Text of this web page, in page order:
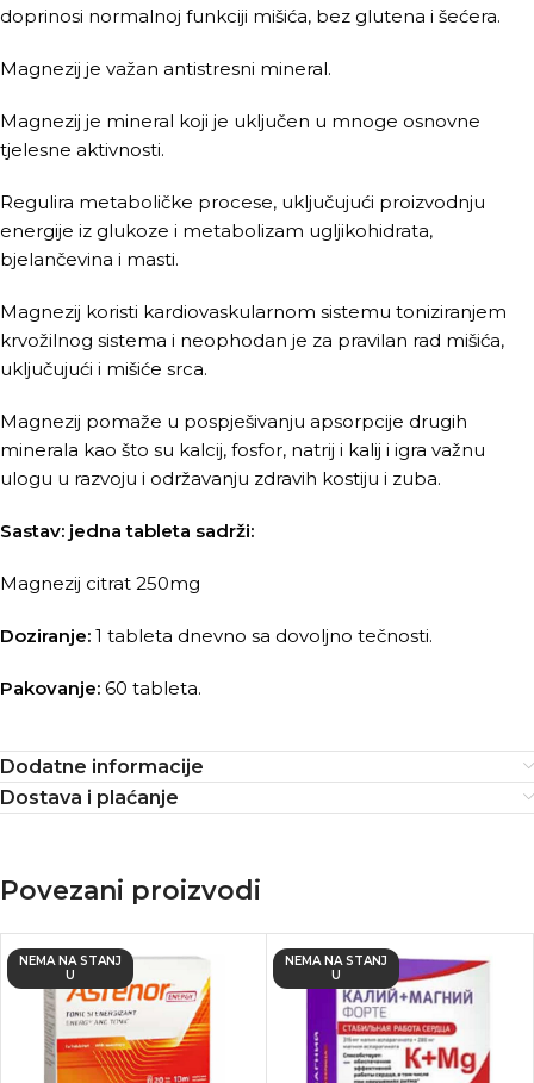
doprinosi normalnoj funkciji mišića, bez glutena i šećera.
Magnezij je važan antistresni mineral.
Magnezij je mineral koji je uključen u mnoge osnovne
tjelesne aktivnosti.
Regulira metaboličke procese, uključujući proizvodnju
energije iz glukoze i metabolizam ugljikohidrata,
bjelančevina i masti.
Magnezij koristi kardiovaskularnom sistemu toniziranjem
krvožilnog sistema i neophodan je za pravilan rad mišića,
uključujući i mišiće srca.
Magnezij pomaže u pospješivanju apsorpcije drugih
minerala kao što su kalcij, fosfor, natrij i kalij i igra važnu
ulogu u razvoju i održavanju zdravih kostiju i zuba.
Sastav: jedna tableta sadrži:
Magnezij citrat 250mg
Doziranje: 1 tableta dnevno sa dovoljno tečnosti.
Pakovanje: 60 tableta.
Dodatne informacije
Dostava i plaćanje
Povezani proizvodi
NEMA NA STANJ
U
NEMA NA STANJ
U